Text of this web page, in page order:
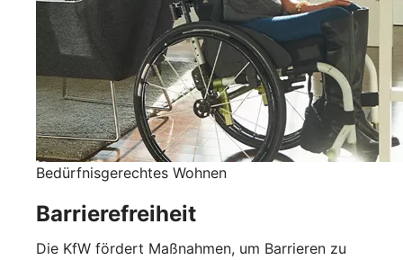
Bedürfnisgerechtes Wohnen
Barrierefreiheit
Die KfW fördert Maßnahmen, um Barrieren zu